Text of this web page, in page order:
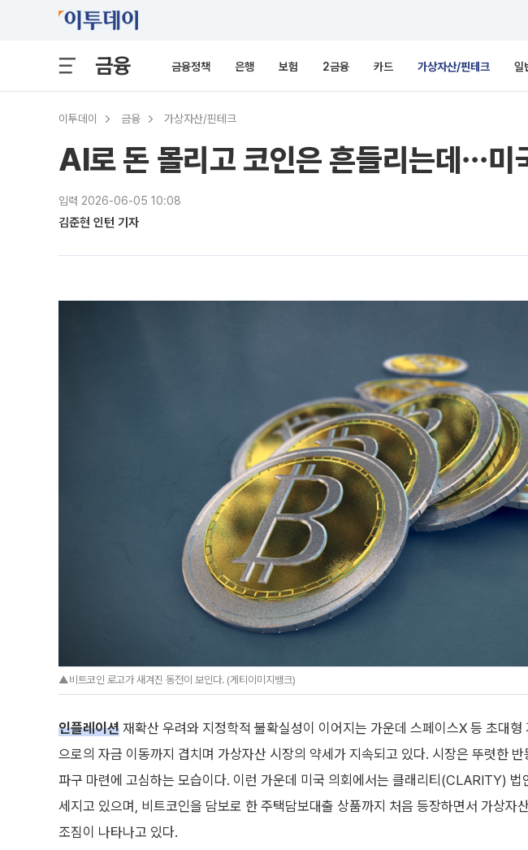
금융 금융정책 은행 보험 2금융 카드 가상자산/핀테크 일
이투데이 금융 가상자산/핀테크
AI로 돈 몰리고 코인은 흔들리는데⋯
입력 2026-06-05 10:08
김준현 인턴 기자
▲비트코인 로고가 새겨진 동전이 보인다. (게티이미지뱅크)
인플레이션 재확산 우려와 지정학적 불확실성이 이어지는 가운데 스페이스X 등 초대형
으로의 자금 이동까지 겹치며 가상자산 시장의 약세가 지속되고 있다. 시장은 뚜렷한
파구 마련에 고심하는 모습이다. 이런 가운데 미국 의회에서는 클래리티(CLARITY) 법
세지고 있으며, 비트코인을 담보로 한 주택담보대출 상품까지 처음 등장하면서 가상자
조짐이 나타나고 있다.